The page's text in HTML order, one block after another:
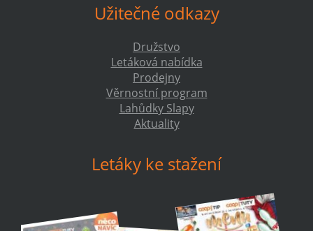
Užitečné odkazy
Družstvo
Letáková nabídka
Prodejny
Věrnostní program
Lahůdky Slapy
Aktuality
Letáky ke stažení